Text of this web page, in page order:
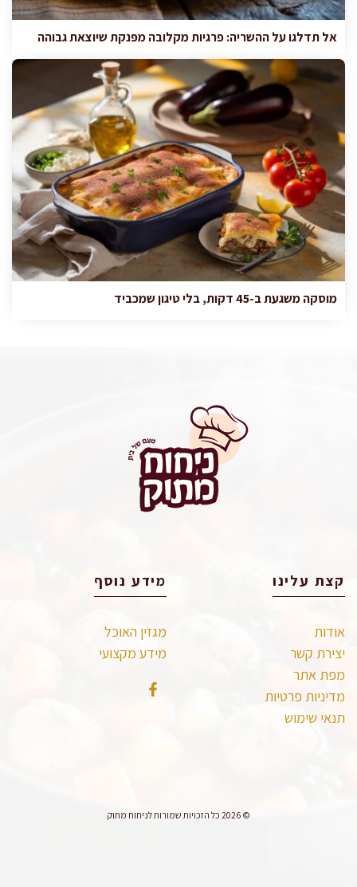
אל תדלגו על ההשריה: פרגיות מקלובה מפנקת שיוצאת גבוהה
מוסקה משגעת ב-45 דקות, בלי טיגון שמכביד
קצת עלינו
אודות
יצירת קשר
מפת אתר
מדיניות פרטיות
תנאי שימוש
מידע נוסף
מגזין האוכל
מידע מקצועי
© 2026 כל הזכויות שמורות לניחוח מתוק